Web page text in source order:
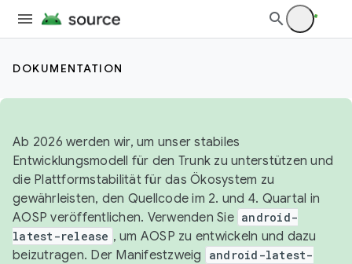
DOKUMENTATION
Ab 2026 werden wir, um unser stabiles
Entwicklungsmodell für den Trunk zu unterstützen und
die Plattformstabilität für das Ökosystem zu
gewährleisten, den Quellcode im 2. und 4. Quartal in
AOSP veröffentlichen. Verwenden Sie android-
latest-release , um AOSP zu entwickeln und dazu
beizutragen. Der Manifestzweig
android-latest-